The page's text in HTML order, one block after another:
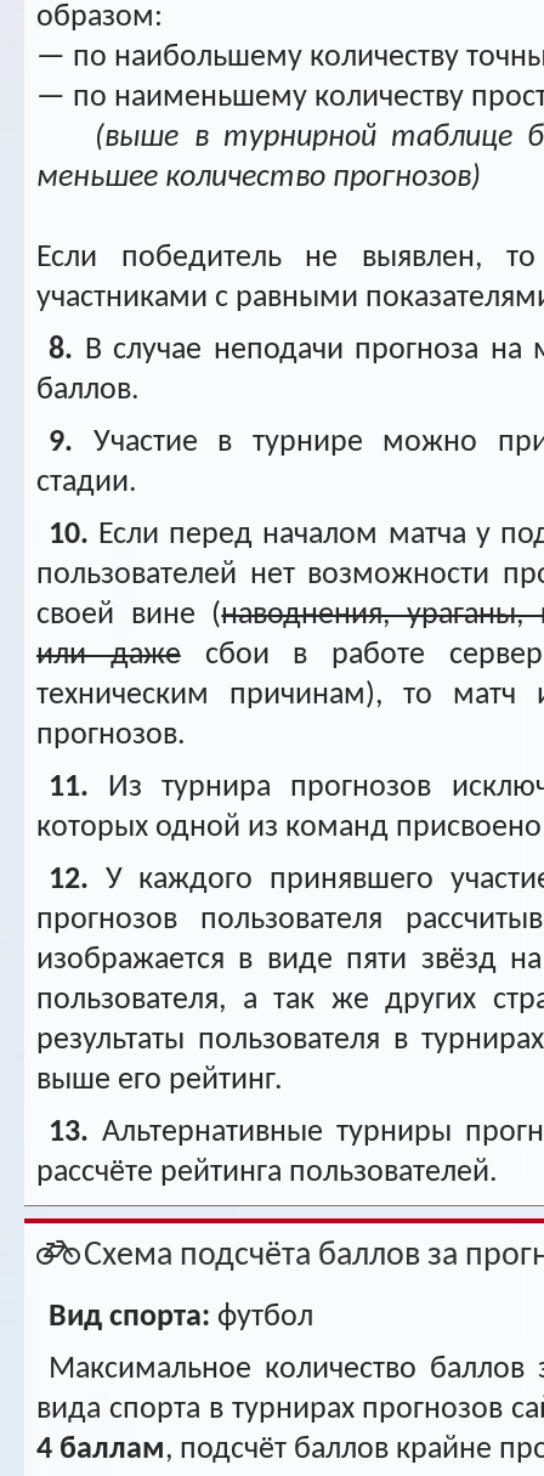
образом:
— по наибольшему количеству
— по наименьшему количеству
(выше в турнирной таблице
меньшее количество прогнозов)
Если победитель не выявлен,
участниками с равными
8. В случае неподачи прогноза на
баллов.
9. Участие в турнире можно
стадии.
10. Если перед началом матча у
пользователей нет возможности
своей вине (наводнения,
или дажесбои в работе
техническим причинам), то матч
прогнозов.
11. Из турнира прогнозов
которых одной из команд
12. У каждого принявшего
прогнозов пользователя
изображается в виде пяти звёзд
пользователя, а так же других
результаты пользователя в
выше его рейтинг.
13. Альтернативные турниры
рассчёте рейтинга пользователей.
Схема подсчёта баллов за
Вид спорта: футбол
Максимальное количество баллов
вида спорта в турнирах прогнозов
4 баллам, подсчёт баллов крайне